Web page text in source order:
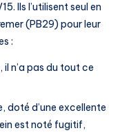
Ils l’utilisent seul en
(PB29) pour leur
:
il n’a pas du tout ce
doté d’une excellente
est noté fugitif,